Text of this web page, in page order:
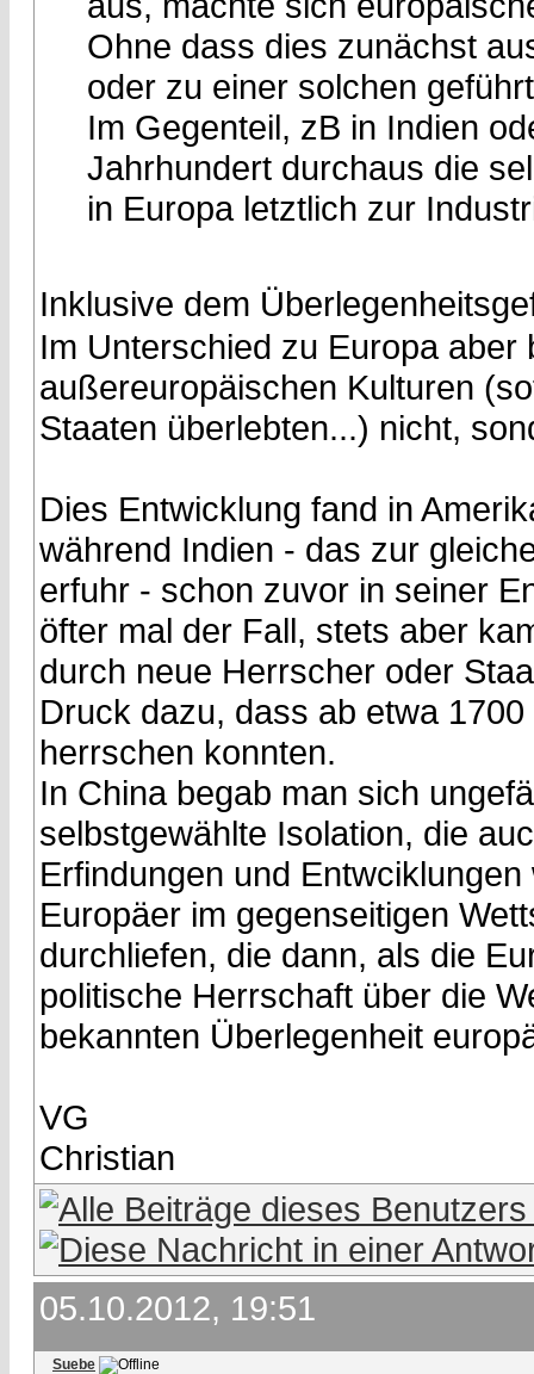
Ohne dass dies zunächst
oder zu einer solchen
Im Gegenteil, zB in Indien
Jahrhundert durchaus die
in Europa letztlich zur
Inklusive dem
Im Unterschied zu Europa
außereuropäischen Kulturen
Staaten überlebten...) nicht,
Dies Entwicklung fand in
während Indien - das zur
erfuhr - schon zuvor in seiner
öfter mal der Fall, stets aber
durch neue Herrscher oder
Druck dazu, dass ab etwa
herrschen konnten.
In China begab man sich
selbstgewählte Isolation, die
Erfindungen und
Europäer im gegenseitigen
durchliefen, die dann, als die
politische Herrschaft über die
bekannten Überlegenheit
VG
Christian
05.10.2012, 19:51
Suebe